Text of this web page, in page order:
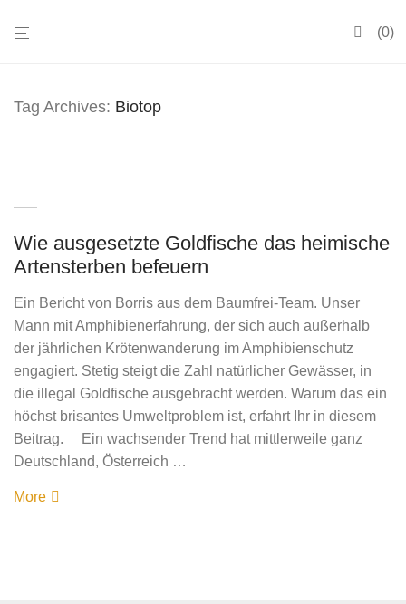
0
Tag Archives: Biotop
Wie ausgesetzte Goldfische das heimische
Artensterben befeuern
Ein Bericht von Borris aus dem Baumfrei-Team. Unser
Mann mit Amphibienerfahrung, der sich auch außerhalb
der jährlichen Krötenwanderung im Amphibienschutz
engagiert. Stetig steigt die Zahl natürlicher Gewässer, in
die illegal Goldfische ausgebracht werden. Warum das ein
höchst brisantes Umweltproblem ist, erfahrt Ihr in diesem
Beitrag. Ein wachsender Trend hat mittlerweile ganz
Deutschland, Österreich …
More